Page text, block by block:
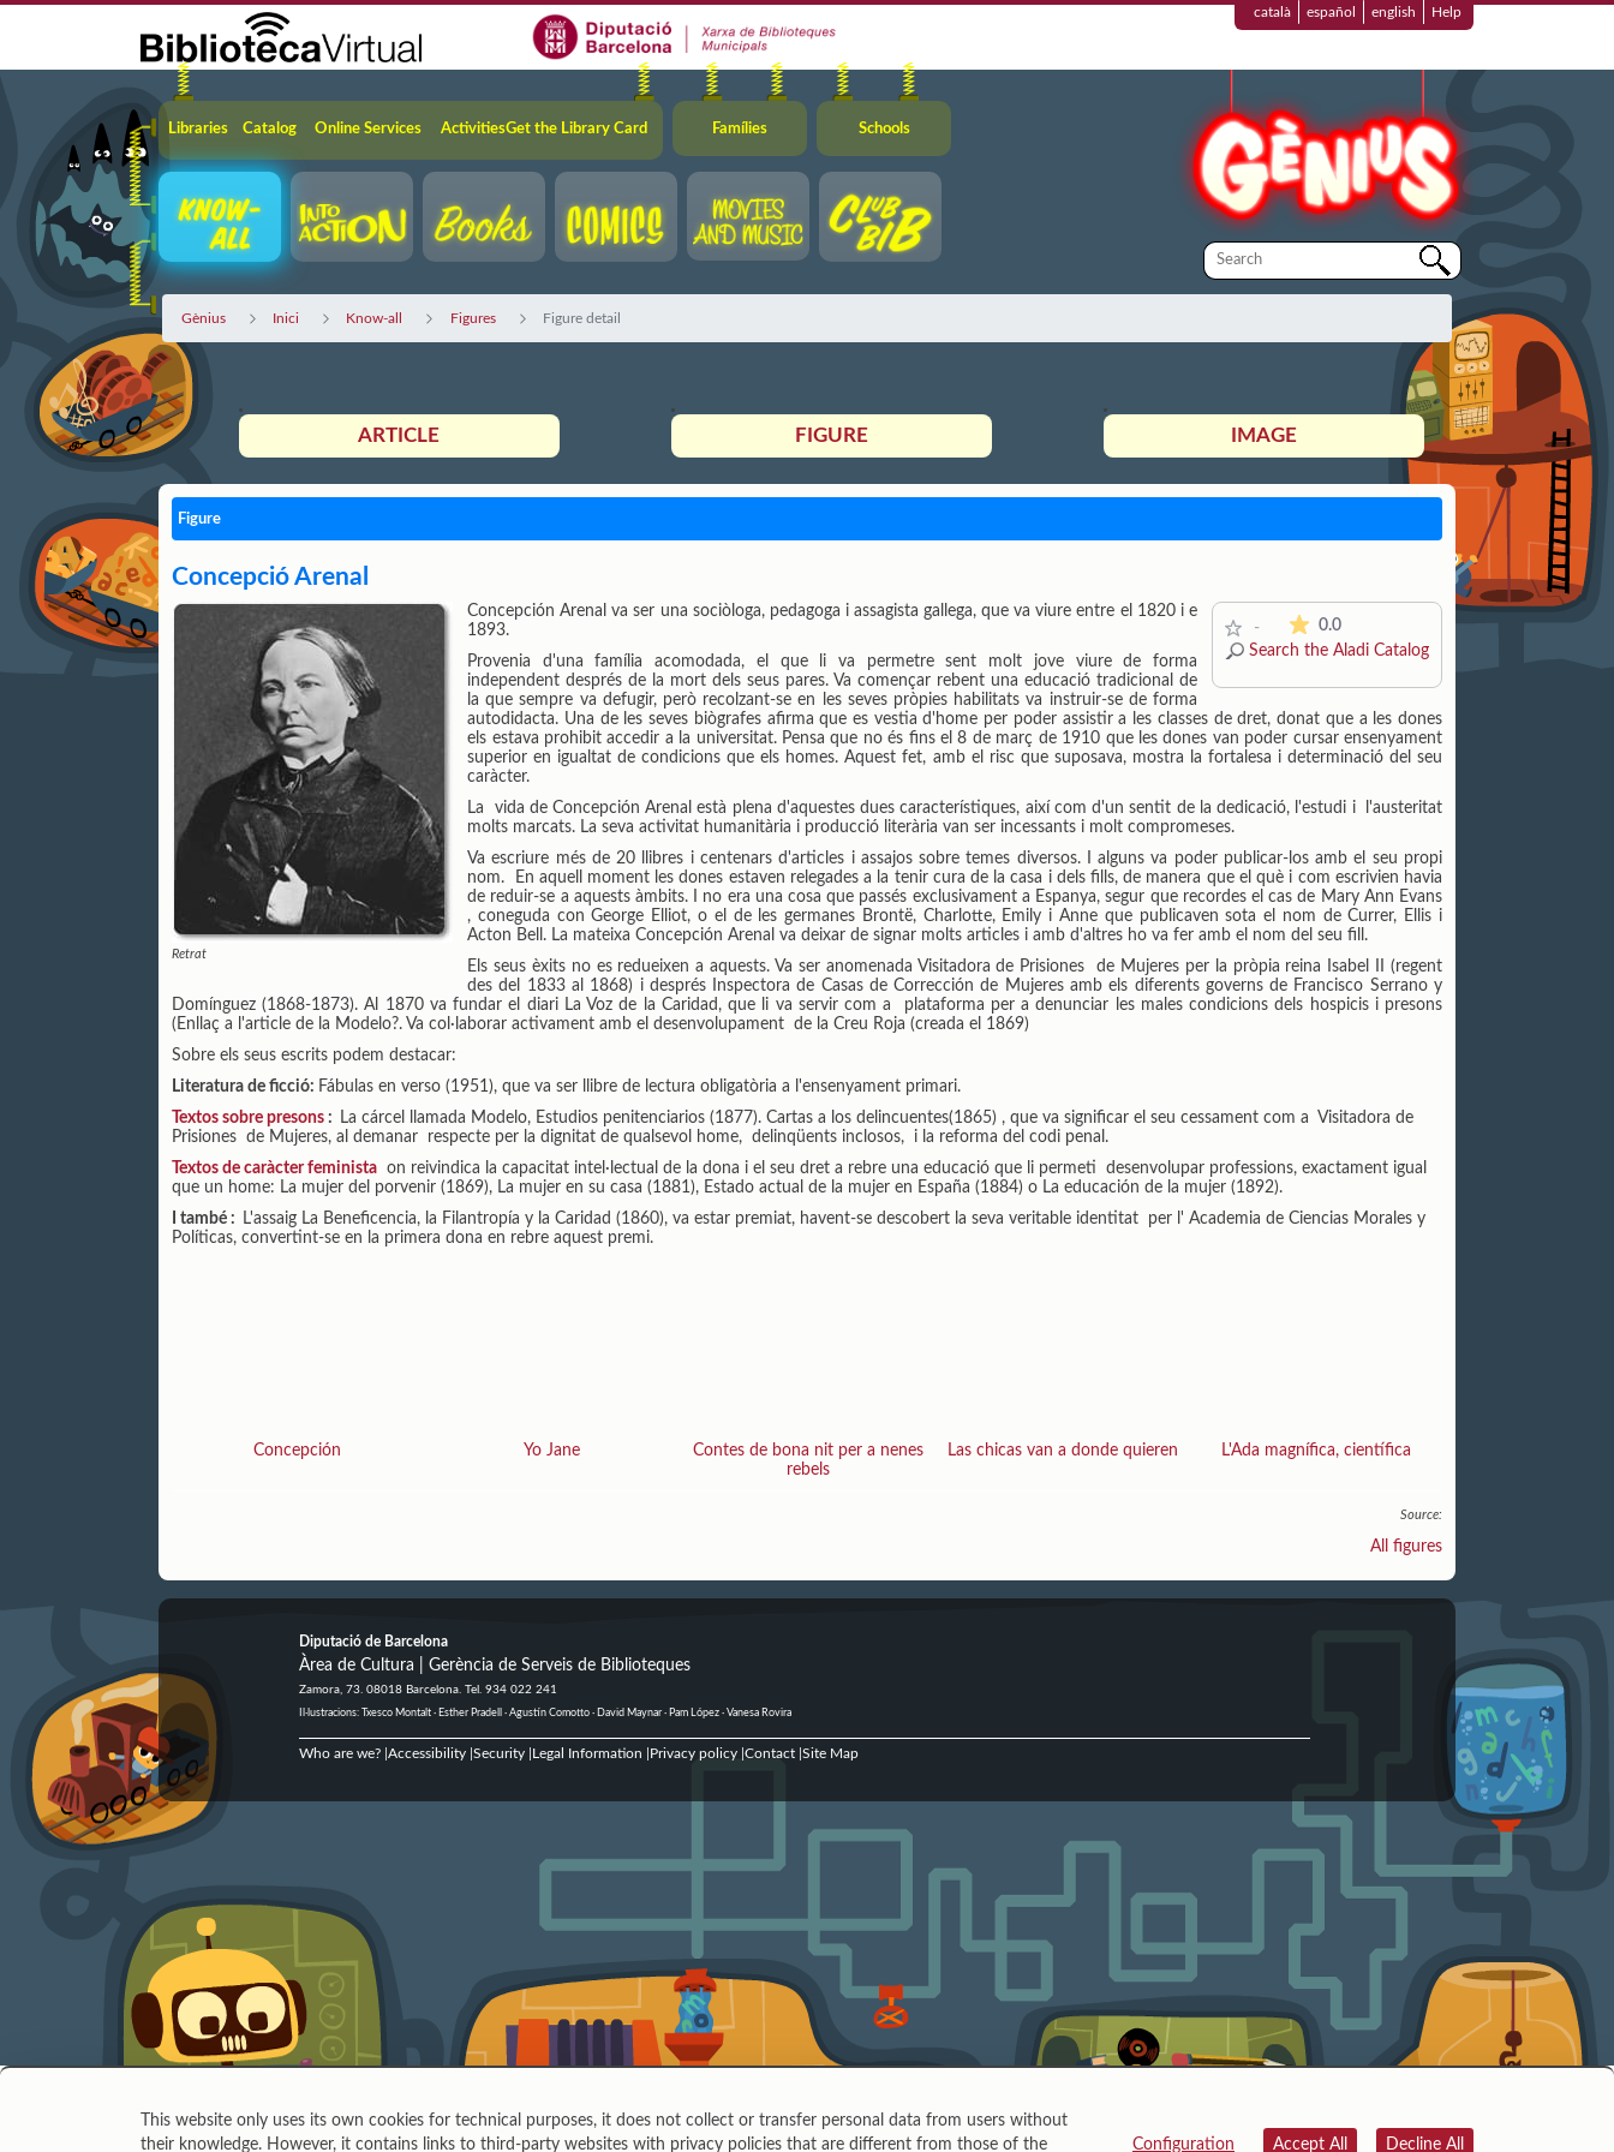
català español english Help
Navigation
Libraries Catalog Online Services ActivitiesGet the Library Card Famílies Schools
Gènius Inici Know-all Figures Figure detail
ARTICLE FIGURE IMAGE
Figure
Concepció Arenal
Retrat
- 0.0The average rating is 0 stars out of 5.
Search the Aladi Catalog
Concepción Arenal va ser una sociòloga, pedagoga i assagista gallega, que va viure entre el 1820 i e
1893.
Provenia d'una família acomodada, el que li va permetre sent molt jove viure de forma
independent després de la mort dels seus pares. Va començar rebent una educació tradicional de
la que sempre va defugir, però recolzant-se en les seves pròpies habilitats va instruir-se de forma
autodidacta. Una de les seves biògrafes afirma que es vestia d'home per poder assistir a les classes de dret, donat que a les dones
els estava prohibit accedir a la universitat. Pensa que no és fins el 8 de març de 1910 que les dones van poder cursar ensenyament
superior en igualtat de condicions que els homes. Aquest fet, amb el risc que suposava, mostra la fortalesa i determinació del seu
caràcter.
La vida de Concepción Arenal està plena d'aquestes dues característiques, així com d'un sentit de la dedicació, l'estudi i l'austeritat
molts marcats. La seva activitat humanitària i producció literària van ser incessants i molt compromeses.
Va escriure més de 20 llibres i centenars d'articles i assajos sobre temes diversos. I alguns va poder publicar-los amb el seu propi
nom. En aquell moment les dones estaven relegades a la tenir cura de la casa i dels fills, de manera que el què i com escrivien havia
de reduir-se a aquests àmbits. I no era una cosa que passés exclusivament a Espanya, segur que recordes el cas de Mary Ann Evans
, coneguda con George Elliot, o el de les germanes Brontë, Charlotte, Emily i Anne que publicaven sota el nom de Currer, Ellis i
Acton Bell. La mateixa Concepción Arenal va deixar de signar molts articles i amb d'altres ho va fer amb el nom del seu fill.
Els seus èxits no es redueixen a aquests. Va ser anomenada Visitadora de Prisiones de Mujeres per la pròpia reina Isabel II (regent
des del 1833 al 1868) i després Inspectora de Casas de Corrección de Mujeres amb els diferents governs de Francisco Serrano y
Domínguez (1868-1873). Al 1870 va fundar el diari La Voz de la Caridad, que li va servir com a plataforma per a denunciar les males condicions dels hospicis i presons
(Enllaç a l'article de la Modelo?. Va col·laborar activament amb el desenvolupament de la Creu Roja (creada el 1869)
Sobre els seus escrits podem destacar:
Literatura de ficció: Fábulas en verso (1951), que va ser llibre de lectura obligatòria a l'ensenyament primari.
Textos sobre presons :
La cárcel llamada Modelo, Estudios penitenciarios (1877). Cartas a los delincuentes(1865) , que va significar el seu cessament com a Visitadora de
Prisiones de Mujeres, al demanar respecte per la dignitat de qualsevol home, delinqüents inclosos, i la reforma del codi penal.
Textos de caràcter feminista on reivindica la capacitat intel·lectual de la dona i el seu dret a rebre una educació que li permeti desenvolupar professions, exactament igual
que un home: La mujer del porvenir (1869), La mujer en su casa (1881), Estado actual de la mujer en España (1884) o La educación de la mujer (1892).
I també :
L'assaig La Beneficencia, la Filantropía y la Caridad (1860), va estar premiat, havent-se descobert la seva veritable identitat per l' Academia de Ciencias Morales y
Políticas, convertint-se en la primera dona en rebre aquest premi.
Concepción Yo Jane
Contes de bona nit per a nenes
rebels
Las chicas van a donde quieren L'Ada magnífica, científica
Source:
All figures
Diputació de Barcelona
Àrea de Cultura | Gerència de Serveis de Biblioteques
Zamora, 73. 08018 Barcelona. Tel. 934 022 241
Il·lustracions: Txesco Montalt · Esther Pradell · Agustín Comotto · David Maynar · Pam López · Vanesa Rovira
Who are we?| Accessibility| Security| Legal Information Privacy policy| Contact| Site Map
This website only uses its own cookies for technical purposes, it does not collect or transfer personal data from users without
their knowledge. However, it contains links to third-party websites with privacy policies that are different from those of the
Configuration Accept All Decline All